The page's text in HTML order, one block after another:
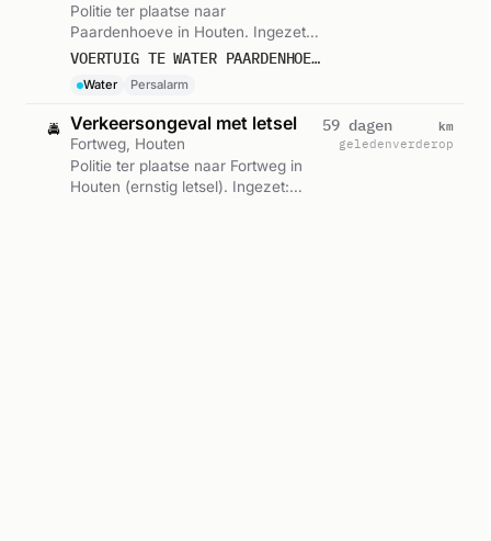
Politie ter plaatse naar
Paardenhoeve in Houten. Ingezet:
Persalarm. Gemeld om 14:21.
VOERTUIG TE WATER PAARDENHOEVE HOUTEN
Water Persalarm
🚔 Verkeersongeval met letsel
Fortweg, Houten
Politie ter plaatse naar Fortweg in
Houten (ernstig letsel). Ingezet:
59 dagen
geleden
km
verderop